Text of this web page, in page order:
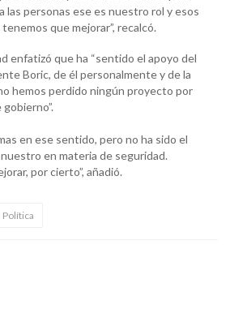
las personas ese es nuestro rol y esos
que mejorar”, recalcó.
enfatizó que ha “sentido el apoyo del
Boric, de él personalmente y de la
hemos perdido ningún proyecto por
en ese sentido, pero no ha sido el
en materia de seguridad.
por cierto”, añadió.
Política